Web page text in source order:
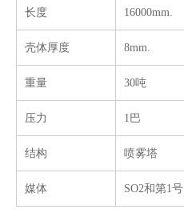
镍合金 N10276 预热器
长度 16000mm.
壳体厚度 8mm.
重量 30吨
压力 1巴
结构 喷雾塔
媒体 SO2和第1号